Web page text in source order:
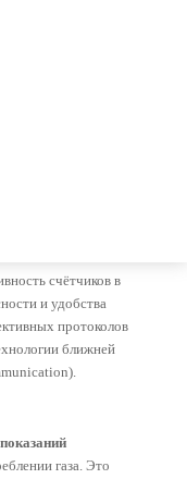
IoT + NFC для
возможности
счётчиков в
и удобства
протоколов
ближней
газа. Это